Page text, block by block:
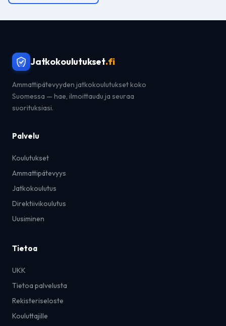
Jatkokoulutukset.fi
Ammattipätevyyden jatkokoulutukset koko
Suomessa — hae, ilmoittaudu ja seuraa
suorituksiasi.
Palvelu
Koulutukset
Ammattipätevyys
Jatkokoulutus
Direktiivikoulutus
Uusiminen
Tietoa
UKK
Tietoa palvelusta
Rekisteriseloste
Kouluttajille